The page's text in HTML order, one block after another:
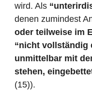
wird. Als
denen zumindest
oder teilweise im
“nicht vollständig
unmittelbar mit
stehen,
(15)).